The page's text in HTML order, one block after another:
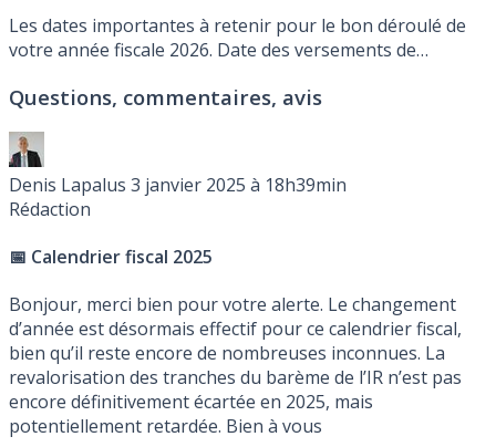
Les dates importantes à retenir pour le bon déroulé de
votre année fiscale 2026. Date des versements de
2026. Avis d’imposition 2026 portant sur les revenus
Questions, commentaires, avis
Denis Lapalus 3 janvier 2025 à 18h39min
Rédaction
📅 Calendrier fiscal 2025
Bonjour, merci bien pour votre alerte. Le changement
d’année est désormais effectif pour ce calendrier fiscal,
bien qu’il reste encore de nombreuses inconnues. La
revalorisation des tranches du barème de l’IR n’est pas
encore définitivement écartée en 2025, mais
potentiellement retardée. Bien à vous